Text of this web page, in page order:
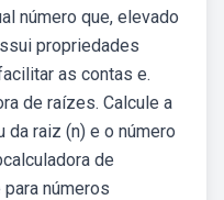
número que, elevado
propriedades
as contas e.
de raízes. Calcule a
da raiz (n) e o número
de
números